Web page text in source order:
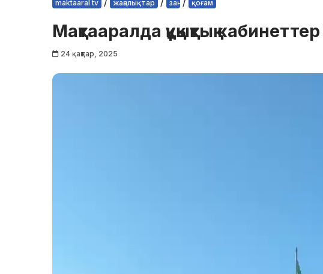
maktaaral tv жаңалықтар заң қоғам
Мақтааралда құқықтық
24 қаңтар, 2025